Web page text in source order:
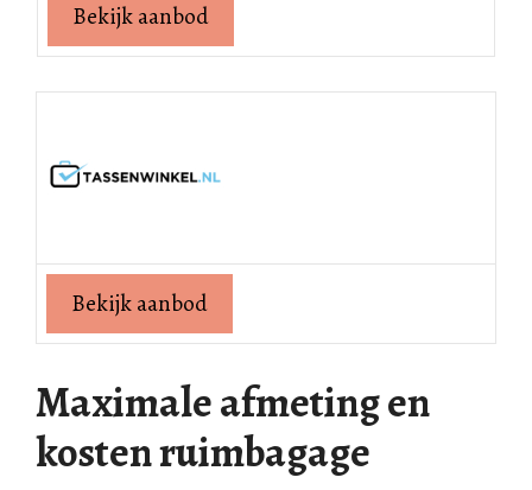
Bekijk aanbod
Bekijk aanbod
Maximale afmeting en
kosten ruimbagage